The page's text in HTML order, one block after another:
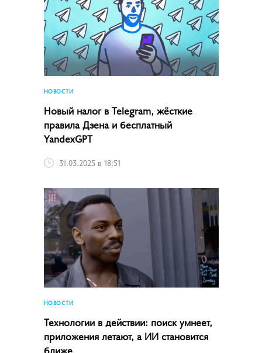
НОВОСТИ
Новый налог в Telegram, жёсткие
правила Дзена и бесплатный
YandexGPT
31.03.2025 в 18:51
НОВОСТИ
Технологии в действии: поиск умнеет,
приложения летают, а ИИ становится
ближе